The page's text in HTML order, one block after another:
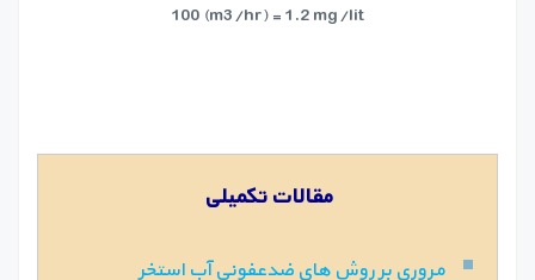
100 (m3/hr) = 1.2 mg/lit
مقالات تکمیلی
مروری بر روش های ضدعفونی آب استخر